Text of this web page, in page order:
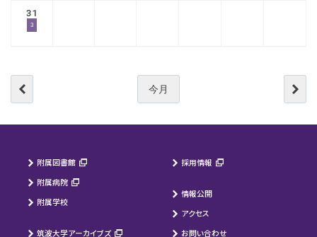
31
3
今月
附属図書館
附属病院
附属学校
筑波大学アーカイブズ
採用情報
情報公開
アクセス
お問い合わせ